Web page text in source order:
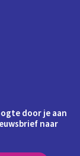
door je aan
naar